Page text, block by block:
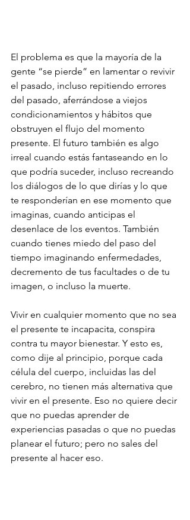
El problema es que la mayoría de la
gente “se pierde” en lamentar o revivir
el pasado, incluso repitiendo errores
del pasado, aferrándose a viejos
condicionamientos y hábitos que
obstruyen el flujo del momento
presente. El futuro también es algo
irreal cuando estás fantaseando en lo
que podría suceder, incluso recreando
los diálogos de lo que dirías y lo que
te responderían en ese momento que
imaginas, cuando anticipas el
desenlace de los eventos. También
cuando tienes miedo del paso del
tiempo imaginando enfermedades,
decremento de tus facultades o de tu
imagen, o incluso la muerte.
Vivir en cualquier momento que no sea
el presente te incapacita, conspira
contra tu mayor bienestar. Y esto es,
como dije al principio, porque cada
célula del cuerpo, incluidas las del
cerebro, no tienen más alternativa que
vivir en el presente. Eso no quiere decir
que no puedas aprender de
experiencias pasadas o que no puedas
planear el futuro; pero no sales del
presente al hacer eso.